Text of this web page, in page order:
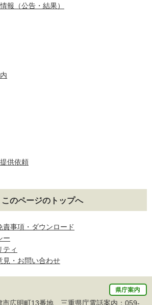
報（公告・結果）
供依頼
このページのトップへ
責事項・ダウンロード
ー
ティ
見・お問い合わせ
広明町13番地 三重県庁電話案内： 059-